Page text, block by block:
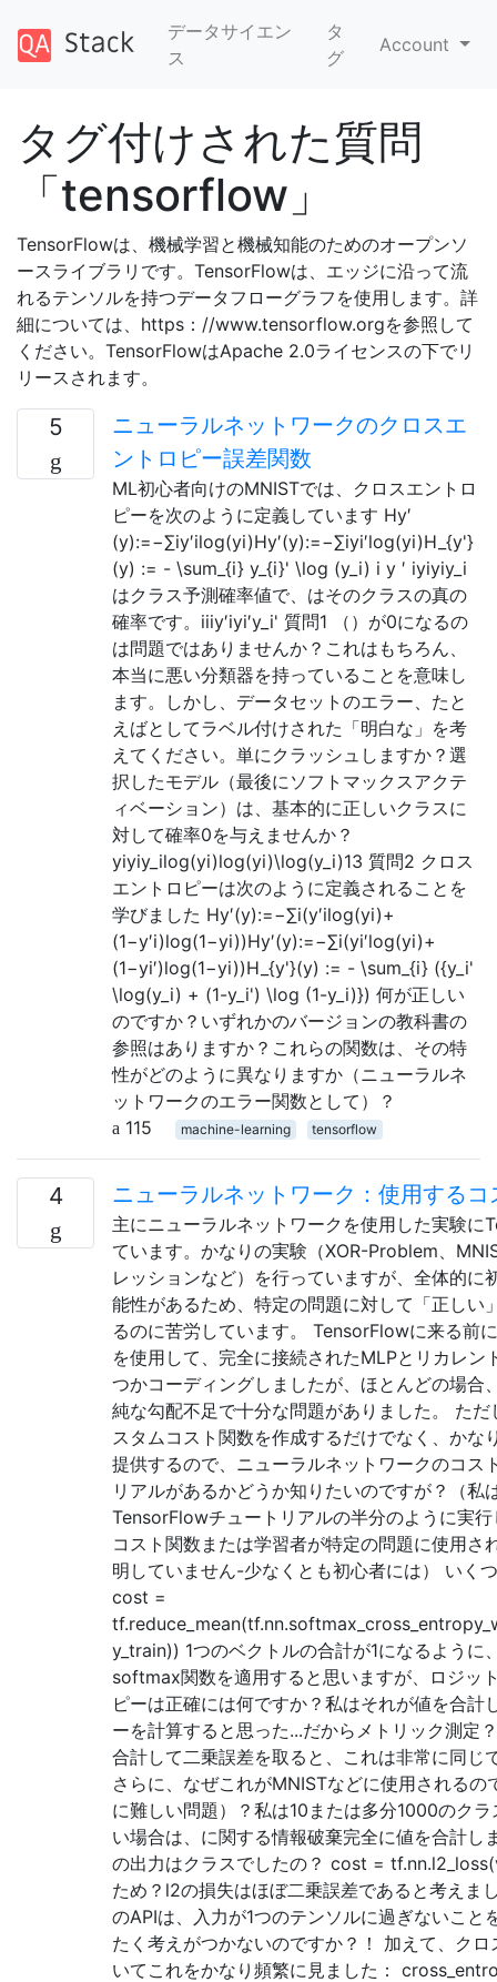
データサイエン
ス
タ
グ
Account
タグ付けされた質問
「tensorflow」
TensorFlowは、機械学習と機械知能のためのオープンソ
ースライブラリです。TensorFlowは、エッジに沿って流
れるテンソルを持つデータフローグラフを使用します。詳
細については、https：//www.tensorflow.orgを参照して
ください。TensorFlowはApache 2.0ライセンスの下でリ
リースされます。
5
ニューラルネットワークのクロスエ
ントロピー誤差関数
ML初心者向けのMNISTでは、クロスエントロ
ピーを次のように定義しています Hy′
(y):=−∑iy′ilog(yi)Hy′(y):=−∑iyi′log⁡(yi)H_{y'}
(y) := - \sum_{i} y_{i}' \log (y_i) i y ′ iyiyiy_i
はクラス予測確率値で、はそのクラスの真の
確率です。iiiy′iyi′y_i' 質問1 （）が0になるの
は問題ではありませんか？これはもちろん、
本当に悪い分類器を持っていることを意味し
ます。しかし、データセットのエラー、たと
えばとしてラベル付けされた「明白な」を考
えてください。単にクラッシュしますか？選
択したモデル（最後にソフトマックスアクテ
ィベーション）は、基本的に正しいクラスに
対して確率0を与えませんか？
yiyiy_ilog(yi)log⁡(yi)\log(y_i)13 質問2 クロス
エントロピーは次のように定義されることを
学びました Hy′(y):=−∑i(y′ilog(yi)+
(1−y′i)log(1−yi))Hy′(y):=−∑i(yi′log⁡(yi)+
(1−yi′)log⁡(1−yi))H_{y'}(y) := - \sum_{i} ({y_i'
\log(y_i) + (1-y_i') \log (1-y_i)}) 何が正しい
のですか？いずれかのバージョンの教科書の
参照はありますか？これらの関数は、その特
性がどのように異なりますか（ニューラルネ
ットワークのエラー関数として）？
115
machine-learning tensorflow
4 ニューラルネットワーク：使用するコ
主にニューラルネットワークを使用した実験に
ています。かなりの実験（XOR-Problem、
レッションなど）を行っていますが、全体的に
能性があるため、特定の問題に対して「正しい
るのに苦労しています。 TensorFlowに来る前
を使用して、完全に接続されたMLPとリカレン
つかコーディングしましたが、ほとんどの場合
純な勾配不足で十分な問題がありました。 た
スタムコスト関数を作成するだけでなく、かな
提供するので、ニューラルネットワークのコス
リアルがあるかどうか知りたいのですが？（私
TensorFlowチュートリアルの半分のように実
コスト関数または学習者が特定の問題に使用さ
明していません-少なくとも初心者には） いく
cost =
y_train)) 1つのベクトルの合計が1になるように
softmax関数を適用すると思いますが、ロジッ
ピーは正確には何ですか？私はそれが値を合計
ーを計算すると思った...だからメトリック測定
合計して二乗誤差を取ると、これは非常に同じ
さらに、なぜこれがMNISTなどに使用されるの
に難しい問題）？私は10または多分1000のク
い場合は、に関する情報破棄完全に値を合計し
の出力はクラスでしたの？ cost =
ため？l2の損失はほぼ二乗誤差であると考えま
のAPIは、入力が1つのテンソルに過ぎないこと
たく考えがつかないのですか？！ 加えて、ク
いてこれをかなり頻繁に見ました：